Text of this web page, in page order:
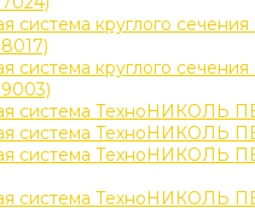
система круглого
система круглого
система ТехноНИКОЛЬ
система ТехноНИКОЛЬ
система ТехноНИКОЛЬ
система ТехноНИКОЛЬ